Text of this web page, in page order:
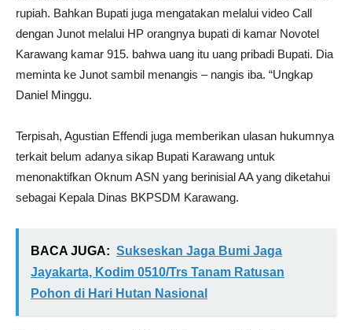
rupiah. Bahkan Bupati juga mengatakan melalui video Call
dengan Junot melalui HP orangnya bupati di kamar Novotel
Karawang kamar 915. bahwa uang itu uang pribadi Bupati. Dia
meminta ke Junot sambil menangis – nangis iba. “Ungkap
Daniel Minggu.
Terpisah, Agustian Effendi juga memberikan ulasan hukumnya
terkait belum adanya sikap Bupati Karawang untuk
menonaktifkan Oknum ASN yang berinisial AA yang diketahui
sebagai Kepala Dinas BKPSDM Karawang.
BACA JUGA: Sukseskan Jaga Bumi Jaga
Jayakarta, Kodim 0510/Trs Tanam Ratusan
Pohon di Hari Hutan Nasional